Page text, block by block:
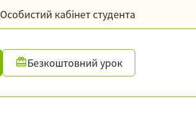
Особистий кабінет студента
Безкоштовний урок